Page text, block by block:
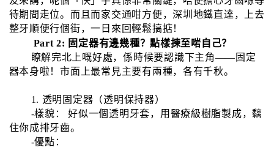
待期間走位。而且而家交通咁方便，深圳地鐵直達，上去
整牙順便行個街，一日來回輕鬆搞掂！
Part 2: 固定器有邊幾種？點樣揀至啱自己？
瞭解完北上嘅好處，係時候要認識下主角——固定
器本身啦！市面上最常見主要有兩種，各有千秋。
1. 透明固定器（透明保持器）
-樣貌： 好似一個透明牙套，用醫療級樹脂製成，黐
住你成排牙齒。
-優點：